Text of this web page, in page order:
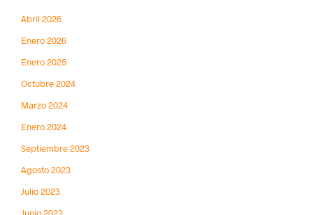
Abril 2026
Enero 2026
Enero 2025
Octubre 2024
Marzo 2024
Enero 2024
Septiembre 2023
Agosto 2023
Julio 2023